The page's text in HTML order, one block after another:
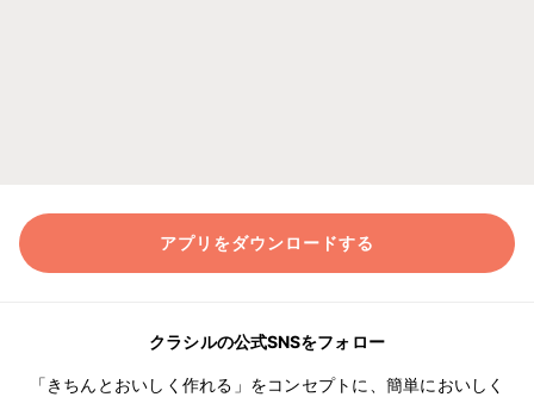
アプリをダウンロードする
クラシルの公式SNSをフォロー
「きちんとおいしく作れる」をコンセプトに、簡単においしく